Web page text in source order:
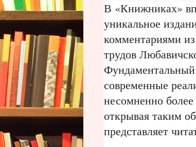
В «Книжниках»
уникальное
комментариями
трудов
современные
несомненно
открывая таким
представляет